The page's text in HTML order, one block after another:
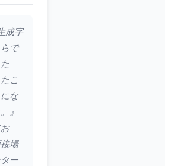
成字
で
こ
な
』
場
ー